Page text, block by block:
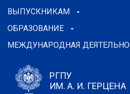
ВЫПУСКНИКАМ
ОБРАЗОВАНИЕ
МЕЖДУНАРОДНАЯ
РГПУ
ИМ. А. И. ГЕРЦЕНА